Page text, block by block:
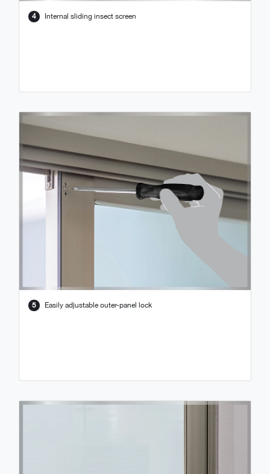
4 Internal sliding insect screen
5 Easily adjustable outer-panel lock